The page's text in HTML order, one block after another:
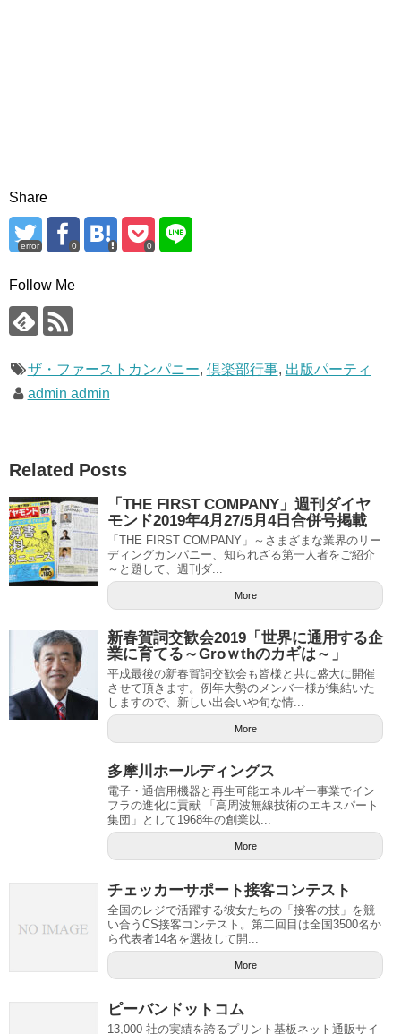
Share
error 0 0
Follow Me
ザ・ファーストカンパニー, 倶楽部行事, 出版パーティ
admin admin
Related Posts
「THE FIRST COMPANY」週刊ダイヤ
モンド2019年4月27/5月4日合併号掲載
「THE FIRST COMPANY」～さまざまな業界のリー
ディングカンパニー、知られざる第一人者をご紹介
～と題して、週刊ダ...
More
新春賀詞交歓会2019「世界に通用する企
業に育てる～Groｗthのカギは～」
平成最後の新春賀詞交歓会も皆様と共に盛大に開催
させて頂きます。例年大勢のメンバー様が集結いた
しますので、新しい出会いや旬な情...
More
多摩川ホールディングス
電子・通信用機器と再生可能エネルギー事業でイン
フラの進化に貢献 「高周波無線技術のエキスパート
集団」として1968年の創業以...
More
チェッカーサポート接客コンテスト
全国のレジで活躍する彼女たちの「接客の技」を競
い合うCS接客コンテスト。第二回目は全国3500名か
ら代表者14名を選抜して開...
More
ピーバンドットコム
13,000 社の実績を誇るプリント基板ネット通販サイ